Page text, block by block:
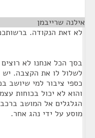
אילנה שרייבמן
לא זאת הנקודה.
בסך הכל אנחנו לא
לשלול לו את הקצבה. יש
כספי ציבור למי שיושב
והוא לא יכול בכוחות
הגלגלים אל המושב
מוסע על ידי נהג אחר.